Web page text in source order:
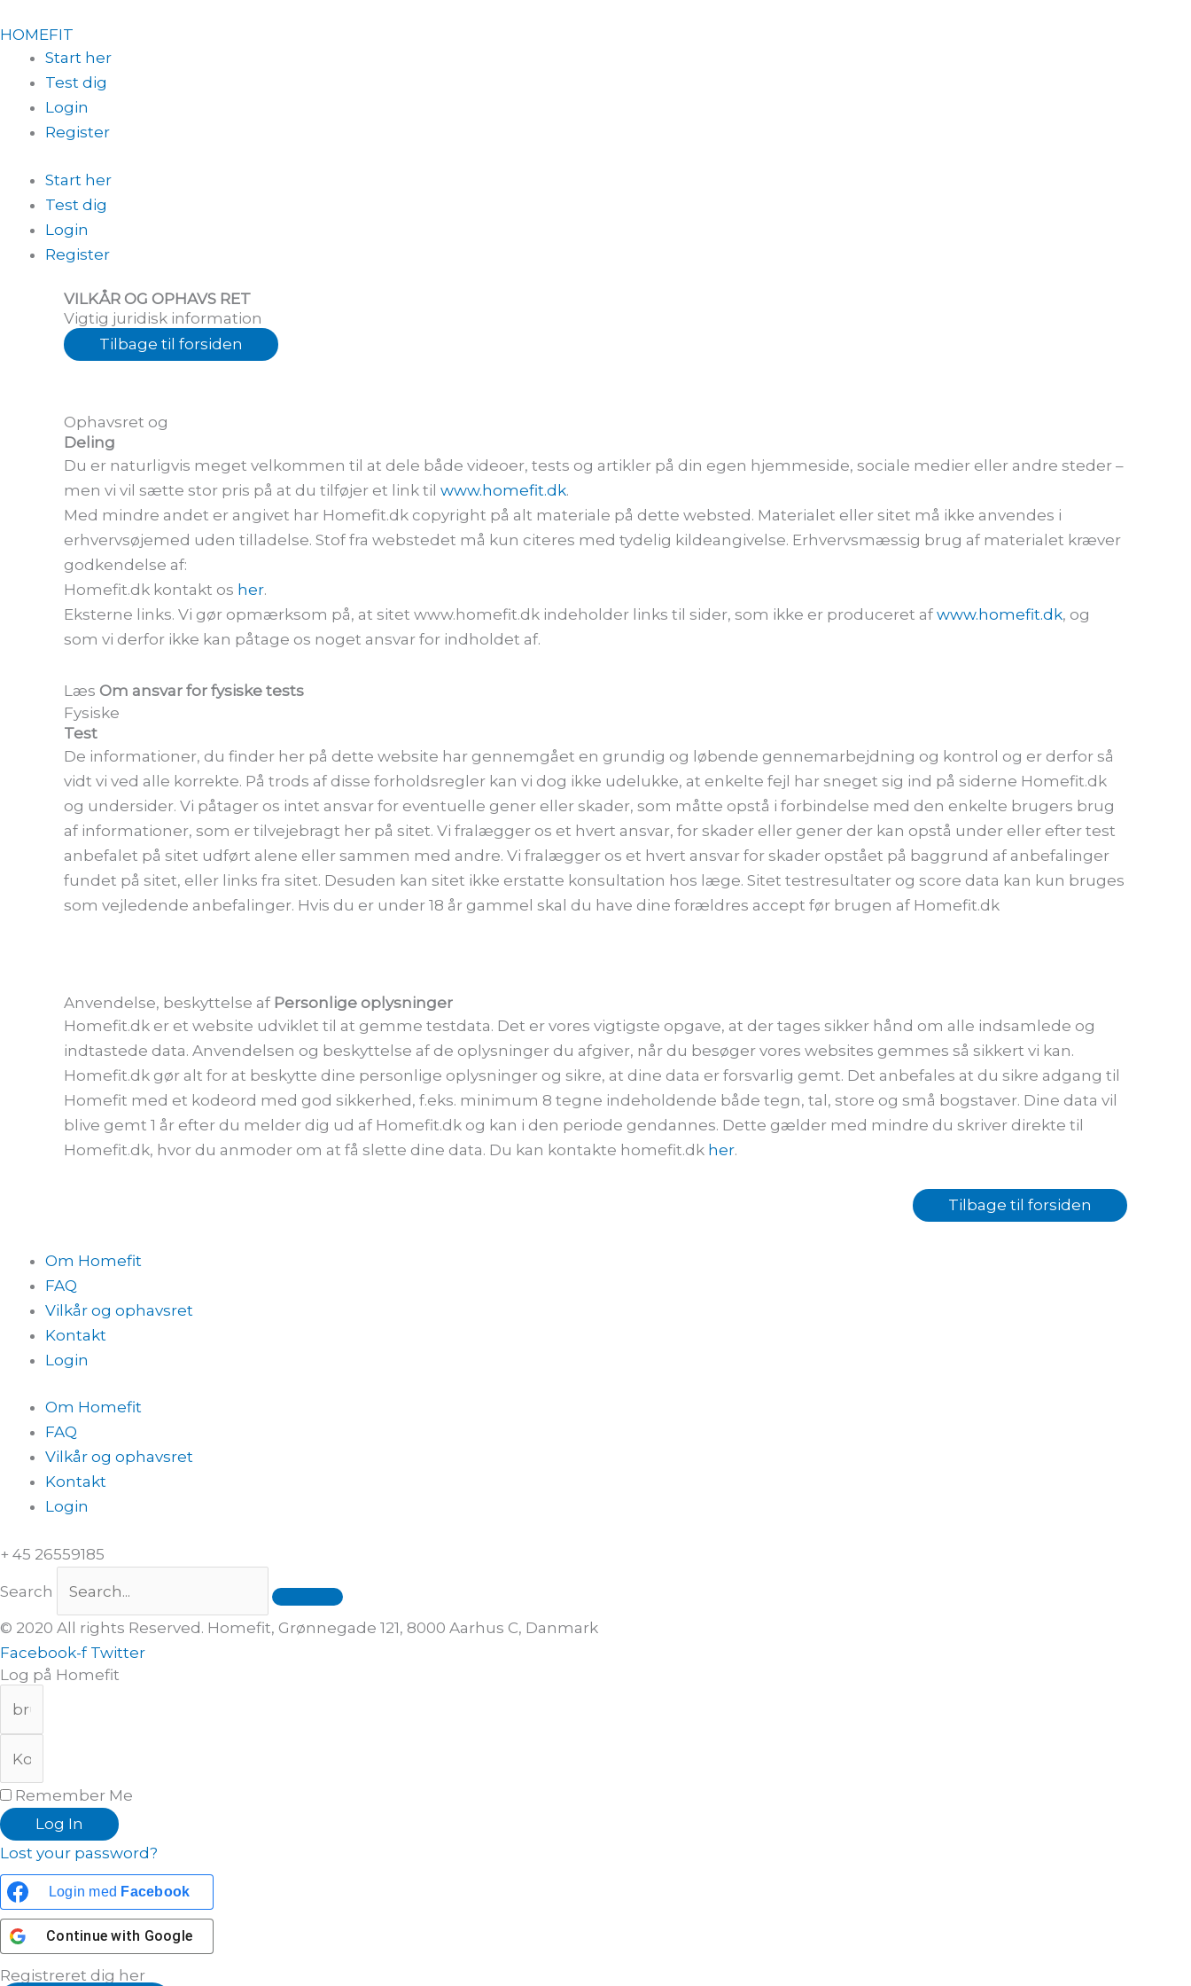
to
content
HOMEFIT
Start her
Test dig
Login
Register
Start her
Test dig
Login
Register
VILKÅR OG OPHAVS RET
Vigtig juridisk information
Tilbage til forsiden
Ophavsret og
Deling
Du er naturligvis meget velkommen til at dele både videoer, tests og artikler på din egen hjemmeside, sociale medier eller andre steder –
men vi vil sætte stor pris på at du tilføjer et link til www.homefit.dk.
Med mindre andet er angivet har Homefit.dk copyright på alt materiale på dette websted. Materialet eller sitet må ikke anvendes i
erhvervsøjemed uden tilladelse. Stof fra webstedet må kun citeres med tydelig kildeangivelse. Erhvervsmæssig brug af materialet kræver
godkendelse af:
Homefit.dk kontakt os her.
Eksterne links. Vi gør opmærksom på, at sitet www.homefit.dk indeholder links til sider, som ikke er produceret af www.homefit.dk, og
som vi derfor ikke kan påtage os noget ansvar for indholdet af.
Læs Om ansvar for fysiske tests
Fysiske
Test
De informationer, du finder her på dette website har gennemgået en grundig og løbende gennemarbejdning og kontrol og er derfor så
vidt vi ved alle korrekte. På trods af disse forholdsregler kan vi dog ikke udelukke, at enkelte fejl har sneget sig ind på siderne Homefit.dk
og undersider. Vi påtager os intet ansvar for eventuelle gener eller skader, som måtte opstå i forbindelse med den enkelte brugers brug
af informationer, som er tilvejebragt her på sitet. Vi fralægger os et hvert ansvar, for skader eller gener der kan opstå under eller efter test
anbefalet på sitet udført alene eller sammen med andre. Vi fralægger os et hvert ansvar for skader opstået på baggrund af anbefalinger
fundet på sitet, eller links fra sitet. Desuden kan sitet ikke erstatte konsultation hos læge. Sitet testresultater og score data kan kun bruges
som vejledende anbefalinger. Hvis du er under 18 år gammel skal du have dine forældres accept før brugen af Homefit.dk
Anvendelse, beskyttelse af Personlige oplysninger
Homefit.dk er et website udviklet til at gemme testdata. Det er vores vigtigste opgave, at der tages sikker hånd om alle indsamlede og
indtastede data. Anvendelsen og beskyttelse af de oplysninger du afgiver, når du besøger vores websites gemmes så sikkert vi kan.
Homefit.dk gør alt for at beskytte dine personlige oplysninger og sikre, at dine data er forsvarlig gemt. Det anbefales at du sikre adgang til
Homefit med et kodeord med god sikkerhed, f.eks. minimum 8 tegne indeholdende både tegn, tal, store og små bogstaver. Dine data vil
blive gemt 1 år efter du melder dig ud af Homefit.dk og kan i den periode gendannes. Dette gælder med mindre du skriver direkte til
Homefit.dk, hvor du anmoder om at få slette dine data. Du kan kontakte homefit.dk her.
Tilbage til forsiden
Om Homefit
FAQ
Vilkår og ophavsret
Kontakt
Login
Om Homefit
FAQ
Vilkår og ophavsret
Kontakt
Login
+ 45 26559185
Search
© 2020 All rights Reserved. Homefit, Grønnegade 121, 8000 Aarhus C, Danmark
Facebook-f Twitter
Log på Homefit
Remember Me
Log In
Lost your password?
Login med Facebook
Continue with Google
Registreret dig her